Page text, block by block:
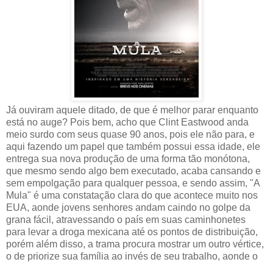
Já ouviram aquele ditado, de que é melhor parar enquanto
está no auge? Pois bem, acho que Clint Eastwood anda
meio surdo com seus quase 90 anos, pois ele não para, e
aqui fazendo um papel que também possui essa idade, ele
entrega sua nova produção de uma forma tão monótona,
que mesmo sendo algo bem executado, acaba cansando e
sem empolgação para qualquer pessoa, e sendo assim, "A
Mula" é uma constatação clara do que acontece muito nos
EUA, aonde jovens senhores andam caindo no golpe da
grana fácil, atravessando o país em suas caminhonetes
para levar a droga mexicana até os pontos de distribuição,
porém além disso, a trama procura mostrar um outro vértice,
o de priorize sua família ao invés de seu trabalho, aonde o